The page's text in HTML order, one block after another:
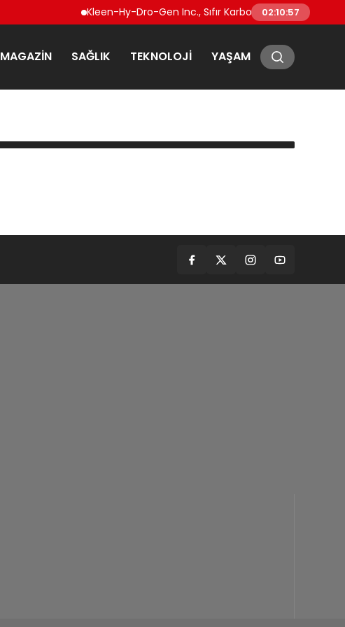
Kleen-Hy-Dro-Gen Inc., Sıfır Karbon Emisyonlu
02:10:57
MAGAZIN SAĞLIK TEKNOLOJI YAŞAM